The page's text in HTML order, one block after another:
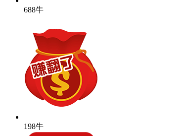
688牛
198牛